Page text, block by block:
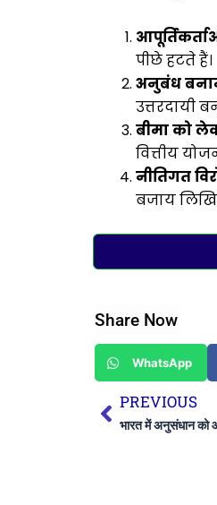
पीछे हटते हैं।
अनुबंध
उत्तरदायी
बीमाको
वित्तीय
नीतिगत
बजाय
Share Now
WhatsApp
Prev
PREVIOUS